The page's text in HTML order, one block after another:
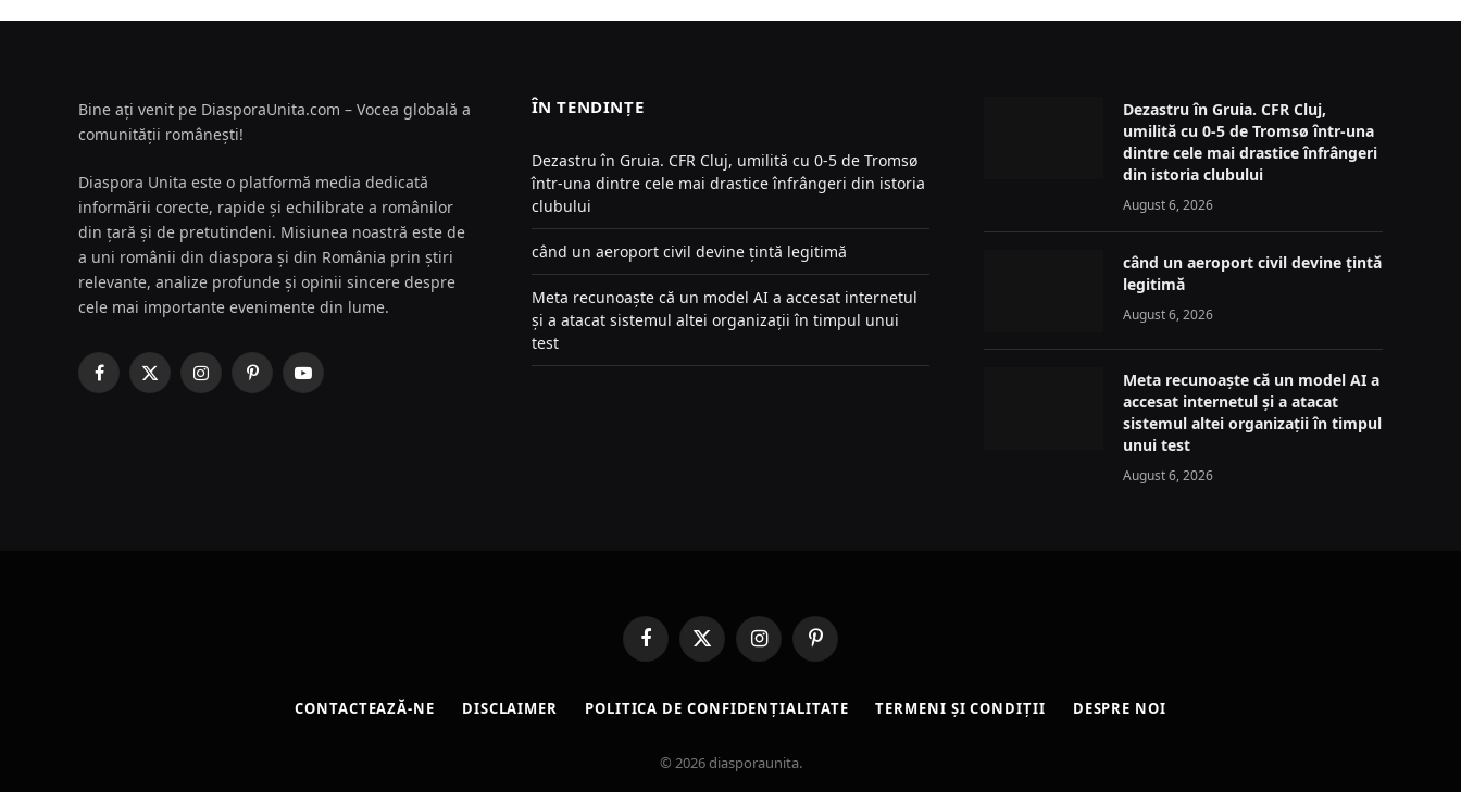
Bine ați venit pe DiasporaUnita.com – Vocea globală a
comunității românești!
Diaspora Unita este o platformă media dedicată
informării corecte, rapide și echilibrate a românilor
din țară și de pretutindeni. Misiunea noastră este de
a uni românii din diaspora și din România prin știri
relevante, analize profunde și opinii sincere despre
cele mai importante evenimente din lume.
Facebook
X
InstagramPinterestYouTube
ÎN TENDINȚE
Dezastru în Gruia. CFR Cluj, umilită cu 0-5 de Tromsø
într-una dintre cele mai drastice înfrângeri din istoria
clubului
când un aeroport civil devine țintă legitimă
Meta recunoaște că un model AI a accesat internetul
și a atacat sistemul altei organizații în timpul unui
test
Dezastru în Gruia. CFR Cluj,
umilită cu 0-5 de Tromsø într-una
dintre cele mai drastice înfrângeri
din istoria clubului
August 6, 2026
când un aeroport civil devine țintă
legitimă
August 6, 2026
Meta recunoaște că un model AI a
accesat internetul și a atacat
sistemul altei organizații în timpul
unui test
August 6, 2026
FacebookX
(Twitter)
InstagramPinterest
CONTACTEAZĂ-NE DISCLAIMER POLITICA DE CONFIDENȚIALITATE TERMENI ȘI CONDIȚII DESPRE NOI
© 2026 diasporaunita.